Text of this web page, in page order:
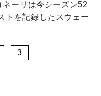
ーリは今シーズン52
トを記録したスウェー
3